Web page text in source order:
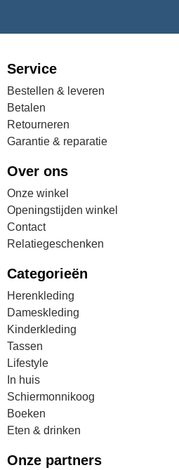
Service
Bestellen & leveren
Betalen
Retourneren
Garantie & reparatie
Over ons
Onze winkel
Openingstijden winkel
Contact
Relatiegeschenken
Categorieën
Herenkleding
Dameskleding
Kinderkleding
Tassen
Lifestyle
In huis
Schiermonnikoog
Boeken
Eten & drinken
Onze partners